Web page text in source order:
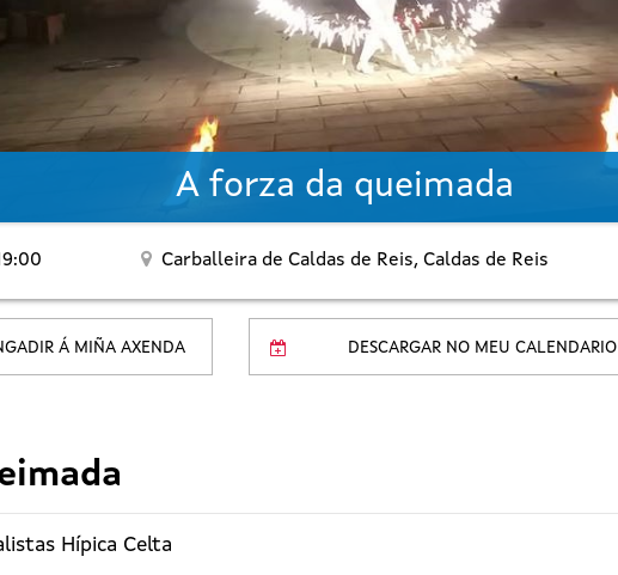
A forza da queimada
Carballeira de Caldas de Reis, Caldas de Reis
Á MIÑA AXENDA DESCARGAR NO MEU CALENDARIO
Hípica Celta